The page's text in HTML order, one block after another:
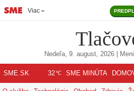
Viac
Nedeľa, 9. august, 2026 |
SME.SK 32℃ SME MINÚTA